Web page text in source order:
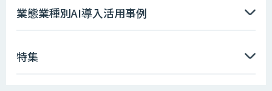
AI活用サービス
業態業種別AI導入活用事例
特集